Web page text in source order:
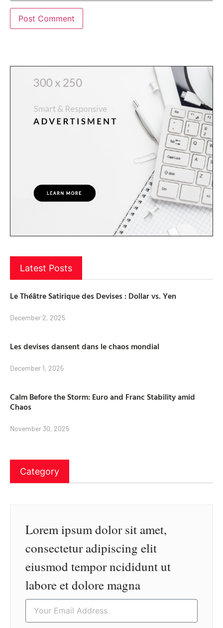
Latest Posts
Le Théâtre Satirique des Devises : Dollar vs. Yen
December 2, 2025
Les devises dansent dans le chaos mondial
December 1, 2025
Calm Before the Storm: Euro and Franc Stability amid
Chaos
November 30, 2025
Category
Lorem ipsum dolor sit amet,
consectetur adipiscing elit
eiusmod tempor ncididunt ut
labore et dolore magna